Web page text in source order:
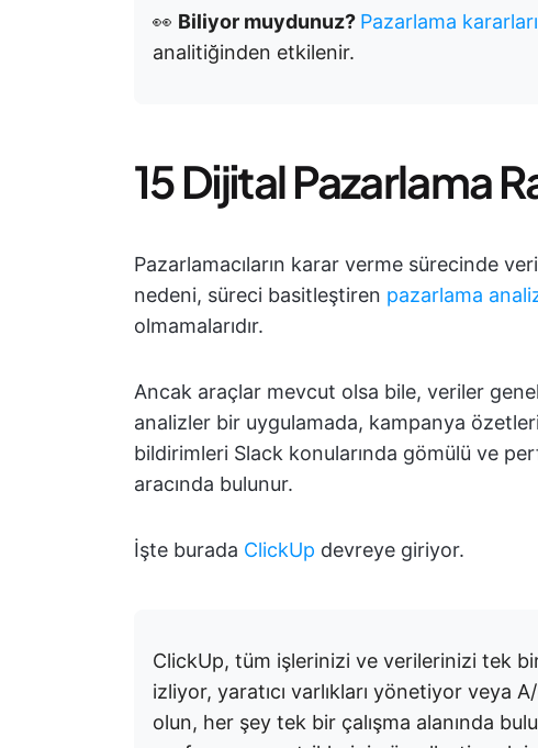
👀 Biliyor muydunuz? Pazarlama
analitiğinden etkilenir.
15 Dijital Pazarlama
Pazarlamacıların karar verme sürecinde
nedeni, süreci basitleştiren pazarlama
olmamalarıdır.
Ancak araçlar mevcut olsa bile, veriler
analizler bir uygulamada, kampanya
bildirimleri Slack konularında gömülü ve
aracında bulunur.
İşte burada ClickUp devreye giriyor.
ClickUp, tüm işlerinizi ve verilerinizi tek
izliyor, yaratıcı varlıkları yönetiyor veya
olun, her şey tek bir çalışma alanında